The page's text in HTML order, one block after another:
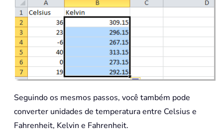
Seguindo os mesmos passos, você também pode
converter unidades de temperatura entre Celsius e
Fahrenheit, Kelvin e Fahrenheit.